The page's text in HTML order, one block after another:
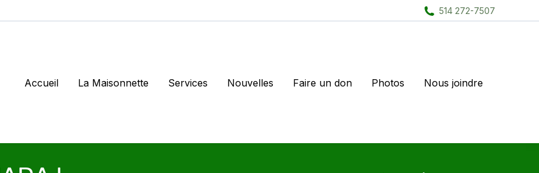
514 272-7507
Accueil La Maisonnette Services Nouvelles Faire un don Photos Nous joindre